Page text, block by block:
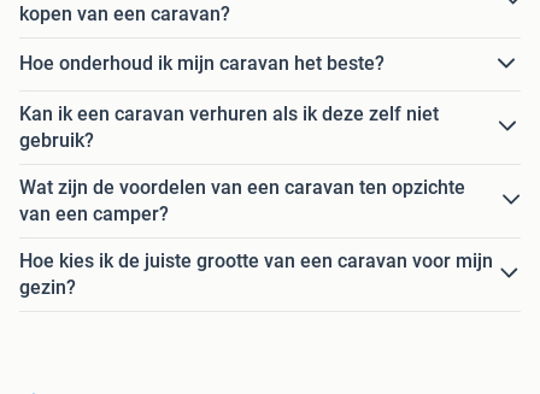
kopen van een caravan?
Hoe onderhoud ik mijn caravan het beste?
Kan ik een caravan verhuren als ik deze zelf niet
gebruik?
Wat zijn de voordelen van een caravan ten opzichte
van een camper?
Hoe kies ik de juiste grootte van een caravan voor mijn
gezin?